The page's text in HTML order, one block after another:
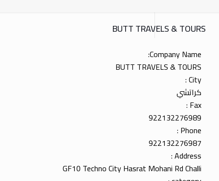
BUTT TRAVELS & TOURS
Company Name:
BUTT TRAVELS & TOURS
City :
كراتشي
Fax :
922132276989
Phone :
922132276987
Address :
GF10 Techno City Hasrat Mohani Rd Challi